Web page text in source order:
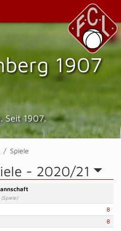
1907
Seit 1907.
Spiele
- 2020/21
(Spiele)
8
8